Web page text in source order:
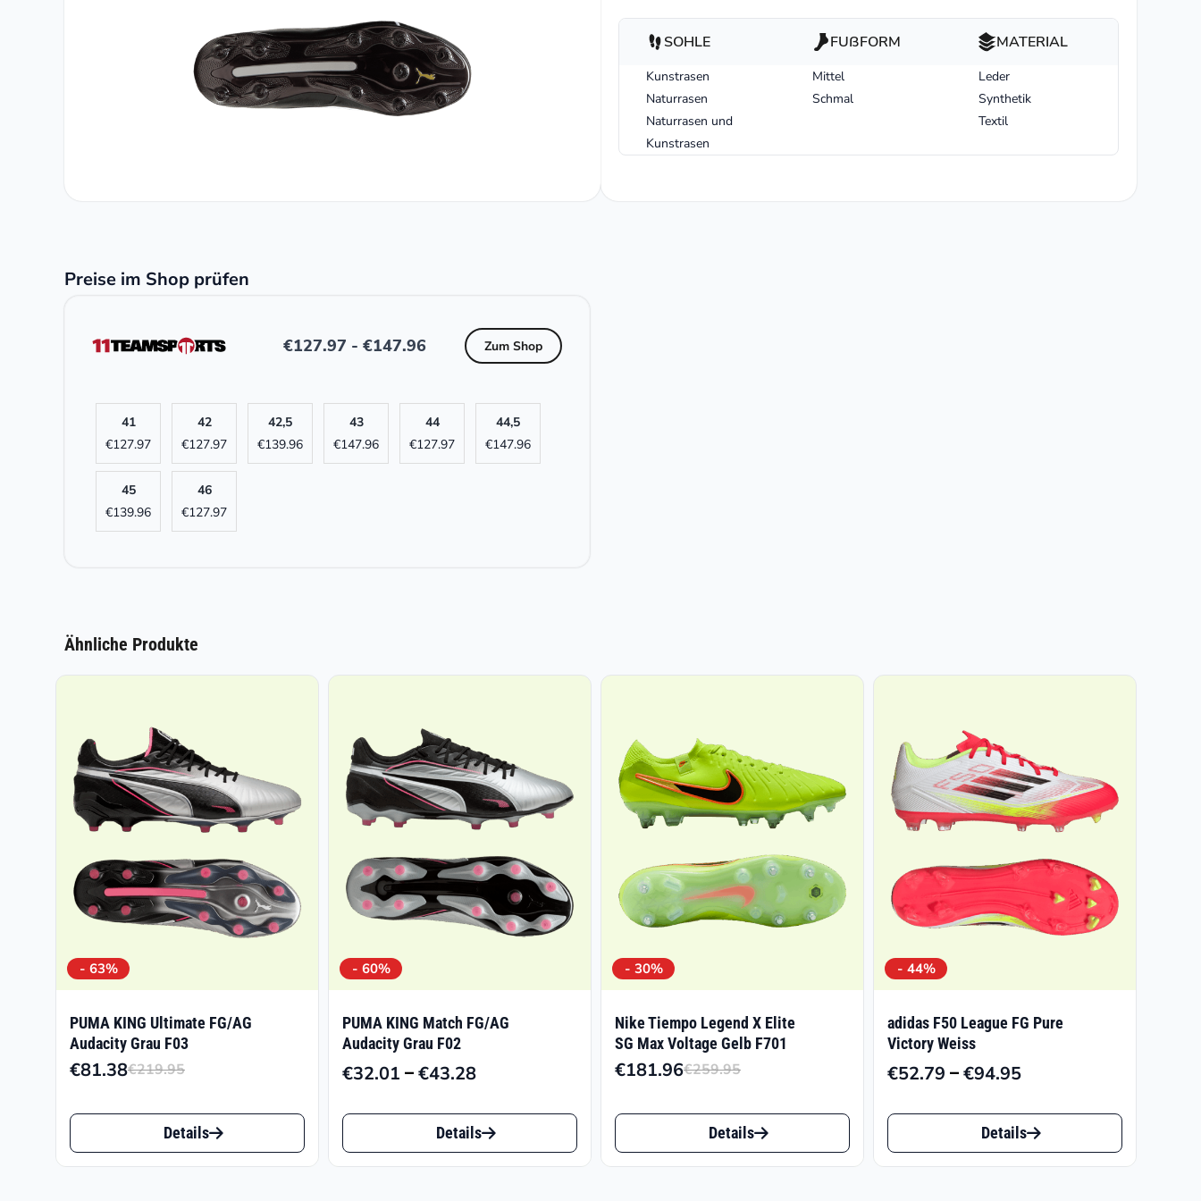
SOHLE
Kunstrasen
Naturrasen
Naturrasen und
Kunstrasen
FUßFORM
Mittel
Schmal
MATERIAL
Leder
Synthetik
Textil
Preise im Shop prüfen
€127.97 - €147.96 Zum Shop
41
€127.97
42
€127.97
42,5
€139.96
43
€147.96
44
€127.97
44,5
€147.96
45
€139.96
46
€127.97
Ähnliche Produkte
- 63%
PUMA KING Ultimate FG/AG
Audacity Grau F03
€219.95
war:
€219.95
€81.38
ist:
€81.38.
Dieses
Produkt
Details
- 60%
PUMA KING Match FG/AG
Audacity Grau F02
€32.01 –€43.28Preisspanne:
bis
€43.28
Dieses
Produkt
Details
- 30%
Nike Tiempo Legend X Elite
SG Max Voltage Gelb F701
€259.95
war:
€259.95
€181.96
ist:
€181.96.
Dieses
Produkt
Details
- 44%
adidas F50 League FG Pure
Victory Weiss
€52.79 –€94.95Preisspanne:
bis
€94.95
Dieses
Produkt
Details